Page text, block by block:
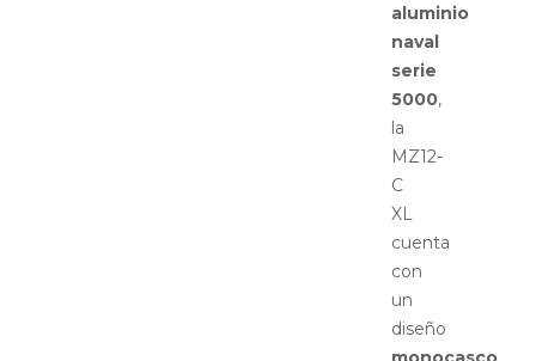
aluminio
naval
serie
5000,
la
MZ12-
C
XL
cuenta
con
un
diseño